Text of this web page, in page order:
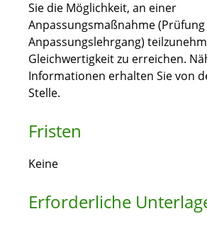
Sie die Möglichkeit, an einer
Anpassungsmaßnahme
Anpassungslehrgang)
Gleichwertigkeit zu erreichen.
Informationen erhalten Sie von
Stelle.
Fristen
Keine
Erforderliche